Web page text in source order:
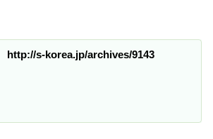
http://s-korea.jp/archives/9143